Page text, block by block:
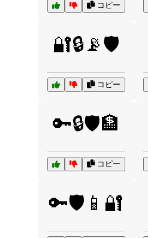
コピー
🔐🔒📡🛡️
コピー
🔑🔒🛡️🏦
コピー
🔑🛡️📱🔐